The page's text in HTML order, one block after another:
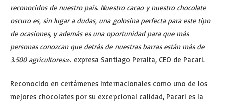
reconocidos de nuestro país. Nuestro cacao y nuestro chocolate
oscuro es, sin lugar a dudas, una golosina perfecta para este tipo
de ocasiones, y además es una oportunidad para que más
personas conozcan que detrás de nuestras barras están más de
3.500 agricultores». expresa Santiago Peralta, CEO de Pacari.
Reconocido en certámenes internacionales como uno de los
mejores chocolates por su excepcional calidad, Pacari es la